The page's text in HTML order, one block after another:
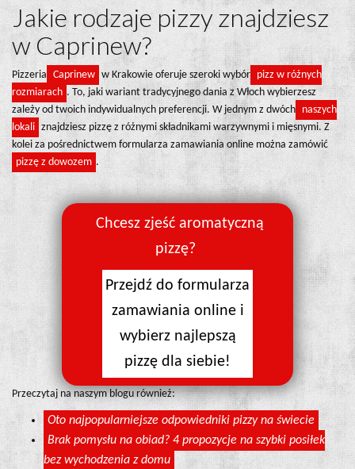
Jakie rodzaje pizzy znajdziesz
w Caprinew?
Pizzeria Caprinew w Krakowie oferuje szeroki wybór pizz w różnych
rozmiarach . To, jaki wariant tradycyjnego dania z Włoch wybierzesz
zależy od twoich indywidualnych preferencji. W jednym z dwóch naszych
lokali znajdziesz pizzę z różnymi składnikami warzywnymi i mięsnymi. Z
kolei za pośrednictwem formularza zamawiania online można zamówić
pizzę z dowozem .
Chcesz zjeść aromatyczną
pizzę?
Przejdź do formularza
zamawiania online i
wybierz najlepszą
pizzę dla siebie!
Przeczytaj na naszym blogu również:
Oto najpopularniejsze odpowiedniki pizzy na świecie
Brak pomysłu na obiad? 4 propozycje na szybki posiłek
bez wychodzenia z domu